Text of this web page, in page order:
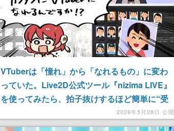
VTuberは「憧れ」から「なれるもの」に変わ
っていた。Live2D公式ツール『nizima LIVE』
を使ってみたら、拍子抜けするほど簡単に“受
2026年5月28日 公開